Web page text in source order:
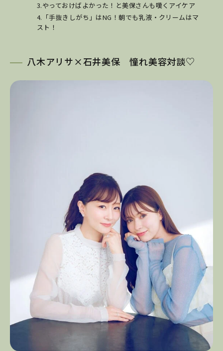
3.やっておけばよかった！と美保さんも嘆くアイケア
4.「手抜きしがち」はNG！朝でも乳液・クリームはマ
スト！
八木アリサ×石井美保 憧れ美容対談♡